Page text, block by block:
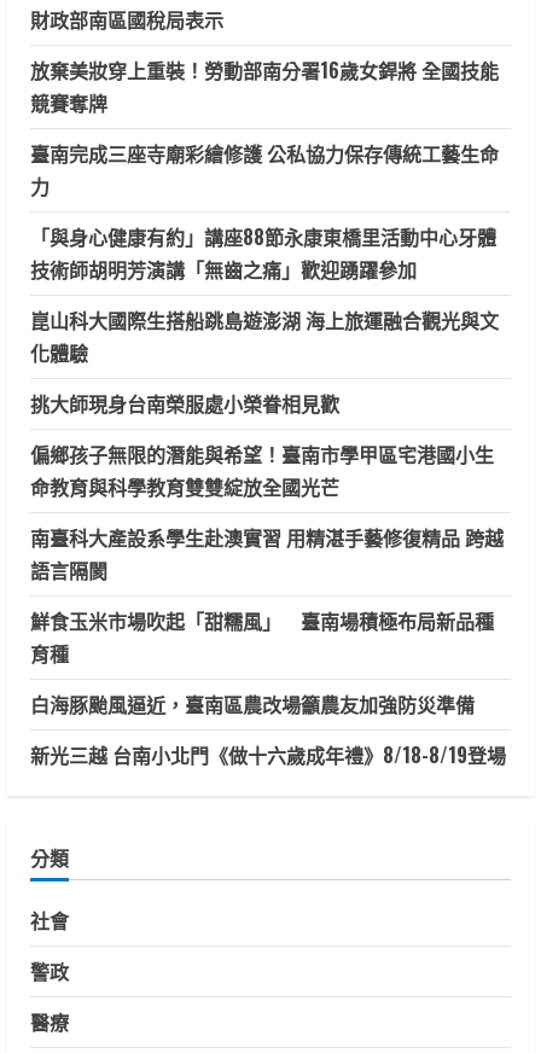
財政部南區國稅局表示
放棄美妝穿上重裝！勞動部南分署16歲女銲將 全國技能
競賽奪牌
臺南完成三座寺廟彩繪修護 公私協力保存傳統工藝生命
力
「與身心健康有約」講座88節永康東橋里活動中心牙體
技術師胡明芳演講「無齒之痛」歡迎踴躍參加
崑山科大國際生搭船跳島遊澎湖 海上旅運融合觀光與文
化體驗
挑大師現身台南榮服處小榮眷相見歡
偏鄉孩子無限的潛能與希望！臺南市學甲區宅港國小生
命教育與科學教育雙雙綻放全國光芒
南臺科大產設系學生赴澳實習 用精湛手藝修復精品 跨越
語言隔閡
鮮食玉米市場吹起「甜糯風」 臺南場積極布局新品種
育種
白海豚颱風逼近，臺南區農改場籲農友加強防災準備
新光三越 台南小北門《做十六歲成年禮》8/18-8/19登場
分類
社會
警政
醫療